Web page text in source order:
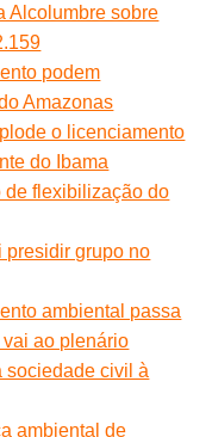
Alcolumbre sobre
podem
Amazonas
o licenciamento
do Ibama
de flexibilização do
presidir grupo no
ambiental passa
ao plenário
sociedade civil à
ambiental de